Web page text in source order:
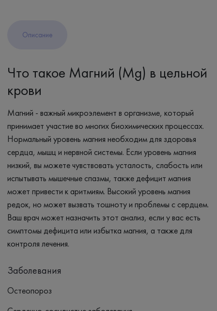
Описание
Что такое Магний (Mg) в цельной
крови
Магний - важный микроэлемент в организме, который
принимает участие во многих биохимических процессах.
Нормальный уровень магния необходим для здоровья
сердца, мышц и нервной системы. Если уровень магния
низкий, вы можете чувствовать усталость, слабость или
испытывать мышечные спазмы, также дефицит магния
может привести к аритмиям. Высокий уровень магния
редок, но может вызвать тошноту и проблемы с сердцем.
Ваш врач может назначить этот анализ, если у вас есть
симптомы дефицита или избытка магния, а также для
контроля лечения.
Заболевания
Остеопороз